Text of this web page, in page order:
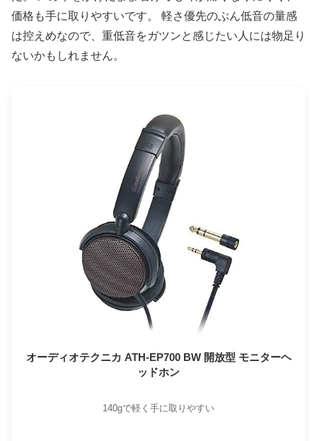
価格も手に取りやすいです。 軽さ優先のぶん低音の量感
は控えめなので、重低音をガツンと感じたい人には物足り
ないかもしれません。
オーディオテクニカ ATH-EP700 BW 開放型 モニターヘ
ッドホン
140gで軽く手に取りやすい